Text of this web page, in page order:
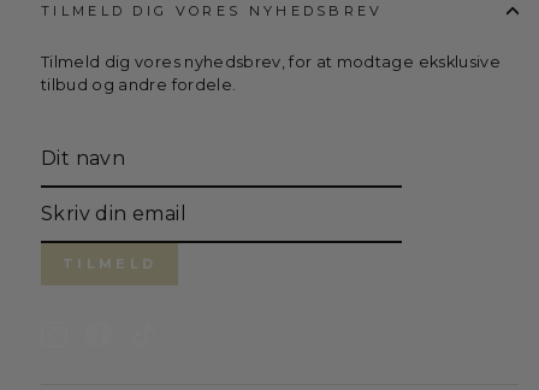
TILMELD DIG VORES NYHEDSBREV
Tilmeld dig vores nyhedsbrev, for at modtage eksklusive
tilbud og andre fordele.
missing:
sv.general.newsletter_form.newsletter_name
din
email
TILMELD